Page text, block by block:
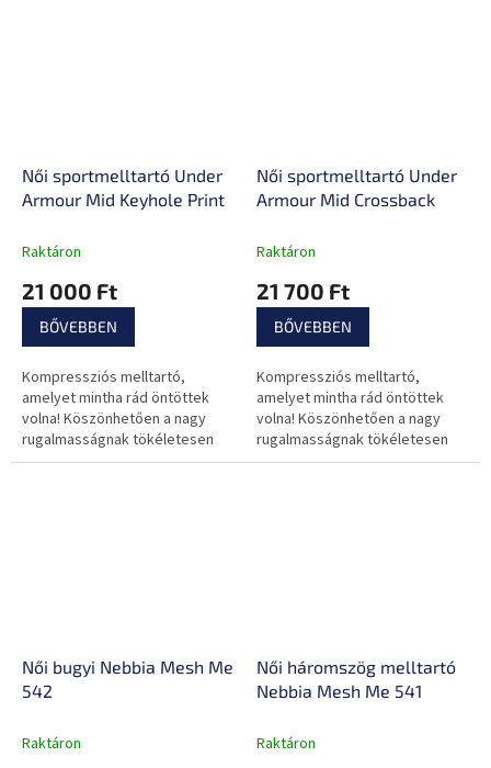
Női sportmelltartó Under
Armour Mid Keyhole Print
Raktáron
21 000 Ft
BŐVEBBEN
Kompressziós melltartó,
amelyet mintha rád öntöttek
volna! Köszönhetően a nagy
rugalmasságnak tökéletesen
alkalmazkodik, és stratégiai
Női sportmelltartó Under
Armour Mid Crossback
Raktáron
21 700 Ft
BŐVEBBEN
Kompressziós melltartó,
amelyet mintha rád öntöttek
volna! Köszönhetően a nagy
rugalmasságnak tökéletesen
alkalmazkodik, és stratégiai
Női bugyi Nebbia Mesh Me
542
Raktáron
Női háromszög melltartó
Nebbia Mesh Me 541
Raktáron